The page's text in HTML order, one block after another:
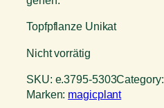
Topfpflanze Unikat
Nicht vorrätig
SKU: e.3795-5303Category:
Marken: magicplant